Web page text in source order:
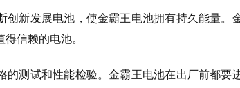
创新发展电池，使金霸王电池拥有持久能量。
信赖的电池。
的测试和性能检验。金霸王电池在出厂前都要